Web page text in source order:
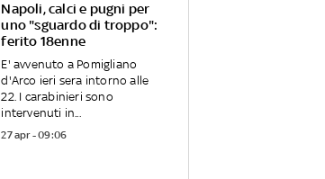
Napoli, calci e pugni per
uno "sguardo di troppo":
ferito 18enne
E' avvenuto a Pomigliano
d'Arco ieri sera intorno alle
22. I carabinieri sono
intervenuti in...
27 apr - 09:06